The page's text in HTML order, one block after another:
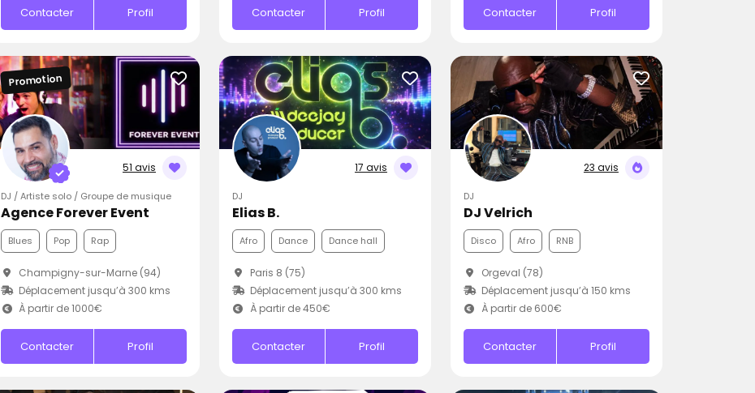
Contacter Profil Contacter Profil Contacter Profil
51 avis
Promotion
DJ / Artiste solo / Groupe de musique
Agence Forever Event
Blues Pop Rap
Champigny-sur-Marne (94)
Déplacement jusqu’à 300 kms
À partir de 1000€
Contacter Profil
17 avis
DJ
Elias B.
Afro Dance Dance hall
Paris 8 (75)
Déplacement jusqu’à 300 kms
À partir de 450€
Contacter Profil
23 avis
DJ
DJ Velrich
Disco Afro RNB
Orgeval (78)
Déplacement jusqu’à 150 kms
À partir de 600€
Contacter Profil